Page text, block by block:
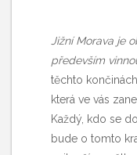
Jižní Morava je
především
těchto
která ve vás
Každý, kdo se
bude o tomto